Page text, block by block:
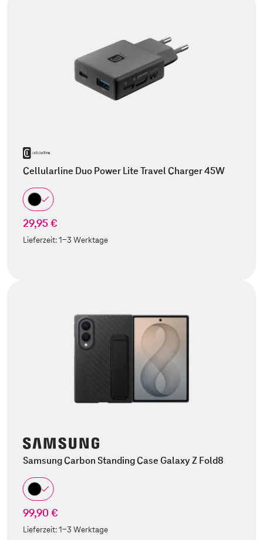
Cellularline Duo Power Lite Travel Charger 45W
29,95 €
Lieferzeit:1-3 Werktage
Samsung Carbon Standing Case Galaxy Z Fold8
99,90 €
Lieferzeit:1-3 Werktage